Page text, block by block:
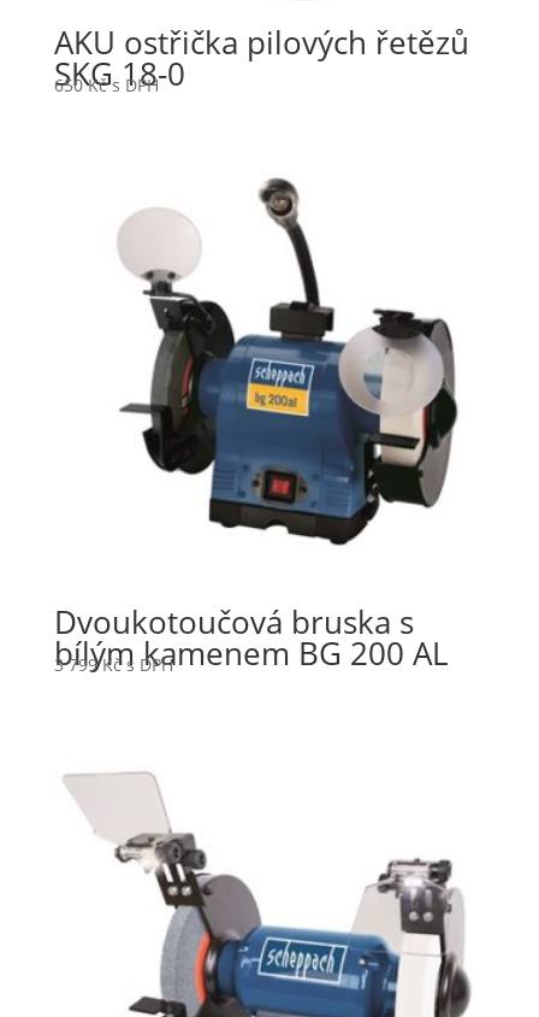
AKU ostřička pilových řetězů
SKG 18-0
650Kč s DPH
Dvoukotoučová bruska s
bílým kamenem BG 200 AL
3 799Kč s DPH